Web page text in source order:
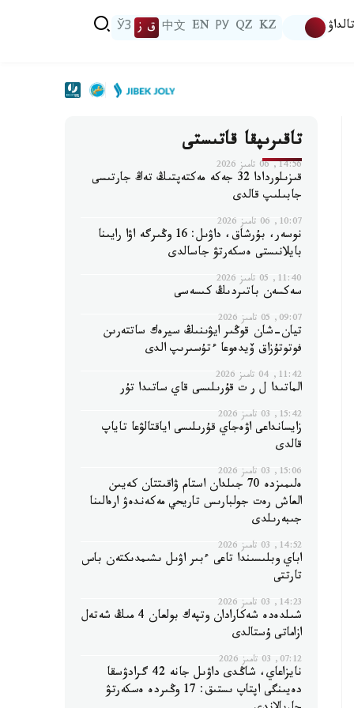
تالداۋ KZ
QZ
РУ
EN
中文 ق ز ЎЗ
تاقىرىپقا قاتىستى
14:56, 06 تامىز 2026
قىزىلوردادا 32 جەكە مەكتەپتىڭ تەڭ جارتىسى
جابىلىپ قالدى
10:07, 06 تامىز 2026
نوسەر، بۇرشاق، داۋىل: 16 وڭىرگە اۋا رايىنا
بايلانىستى ەسكەرتۋ جاسالدى
11:40, 05 تامىز 2026
سەكسەن باتىردىڭ كىسەسى
09:07, 05 تامىز 2026
تيان-شان قوڭىر ايۋىنىڭ سيرەك ساتتەرىن
فوتوتۇزاق ۆيدەوعا ءتۇسىرىپ الدى
11:42, 04 تامىز 2026
الماتىدا ل ر ت قۇرىلىسى قاي ساتىدا تۇر
15:42, 03 تامىز 2026
زايسانداعى اۋەجاي قۇرىلىسى اياقتالۋعا تاياپ
قالدى
15:06, 03 تامىز 2026
ەلىمىزدە 70 جىلدان استام ۋاقىتتان كەيىن
العاش رەت جولبارىس تاريحي مەكەندەۋ ارەالىنا
جىبەرىلدى
14:52, 03 تامىز 2026
اباي وبلىسىندا تاعى ءبىر اۋىل ىشىمدىكتەن باس
تارتتى
14:23, 03 تامىز 2026
شىلدەدە شەكارادان وتپەك بولعان 4 مىڭ شەتەل
ازاماتى ۇستالدى
07:12, 03 تامىز 2026
نايزاعاي، شاڭدى داۋىل جانە 42 گرادۋسقا
دەيىنگى اپتاپ ىستىق: 17 وڭىردە ەسكەرتۋ